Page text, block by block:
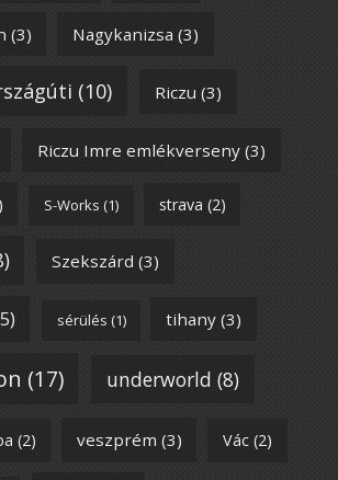
(3) Nagykanizsa (3)
(10) Riczu (3)
Riczu Imre emlékverseny(3)
S-Works (1) strava (2)
Szekszárd (3)
sérülés (1) tihany (3)
(17) underworld (8)
(2) veszprém (3) Vác (2)